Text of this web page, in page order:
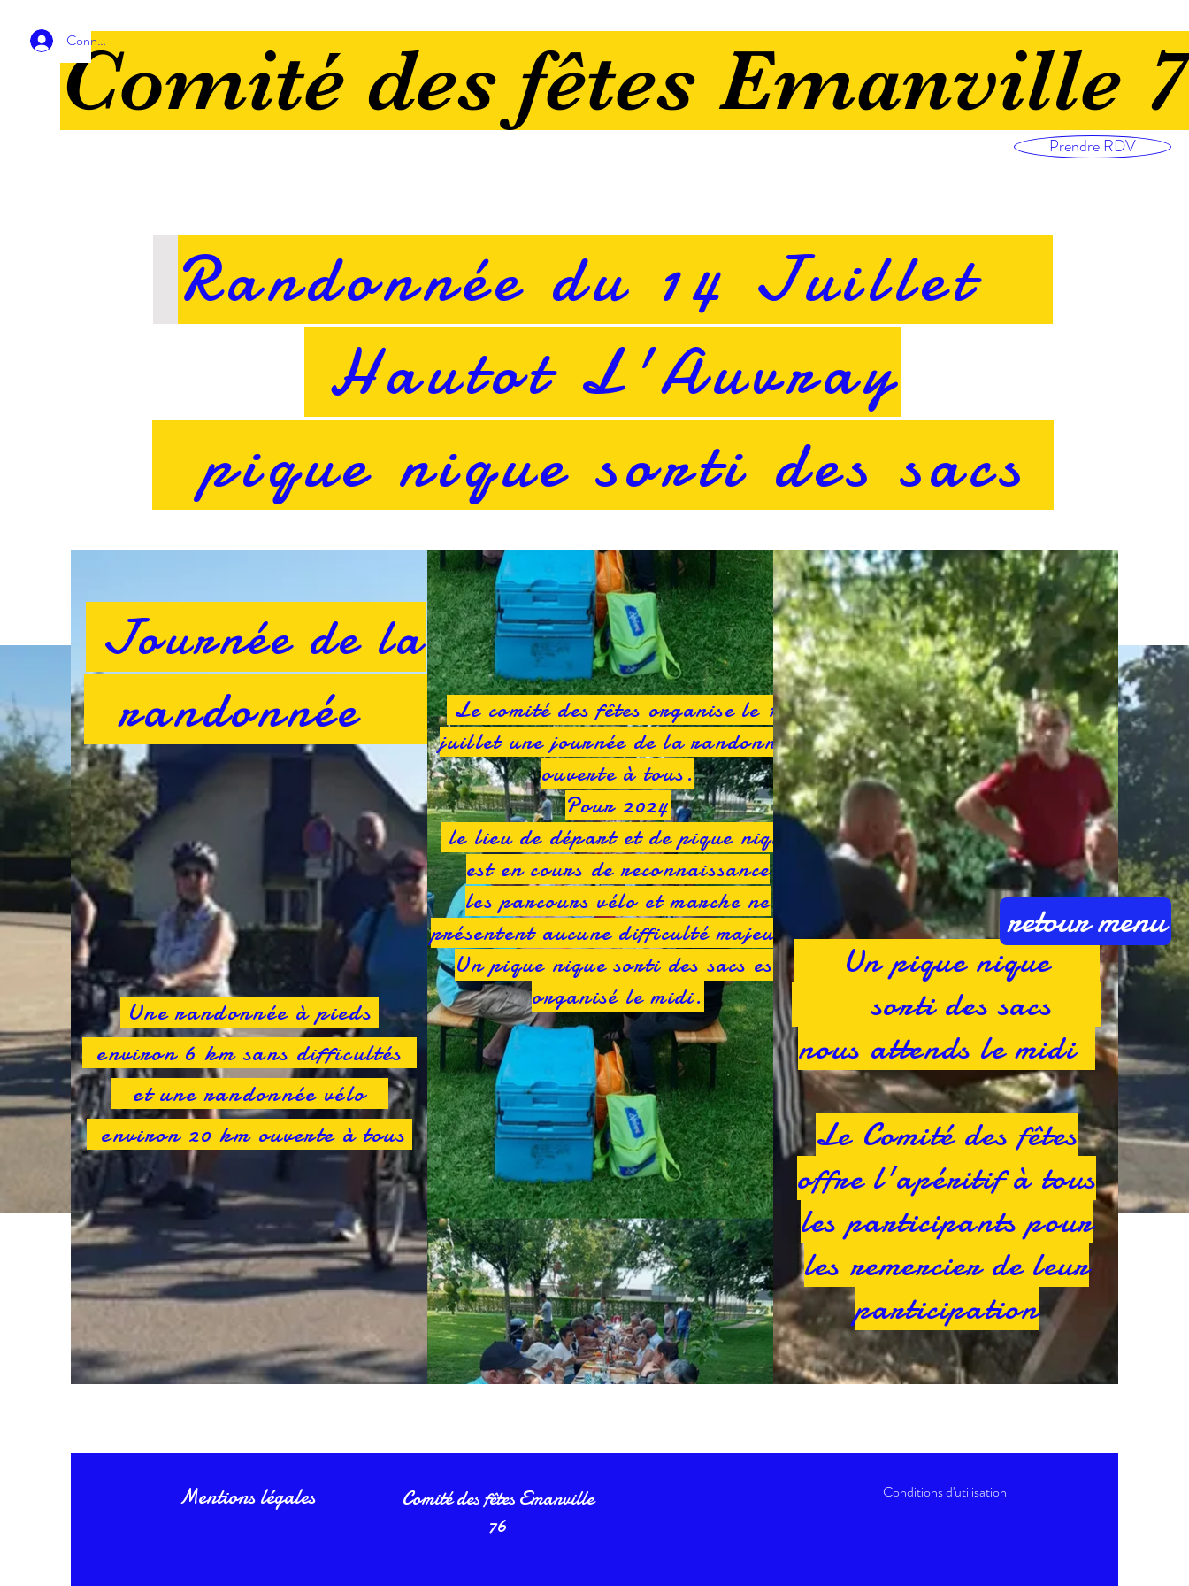
Connexion
Comité des fêtes Emanville
retour menu
Prendre RDV
Randonnée du 14 Juillet
Hautot L'Auvray
pique nique sorti des sacs
Journée de la
randonnée
Une randonnée à pieds
environ 6 km sans difficultés
et une randonnée vélo
environ 20 km ouverte à tous
Le comité des fêtes organise le 14
juillet une journée de la randonnée
ouverte à tous.
Pour 2024
le lieu de départ et de pique nique
est en cours de reconnaissance
les parcours vélo et marche ne
présentent aucune difficulté majeure.
Un pique nique sorti des sacs est
organisé le midi.
Un pique nique
sorti des sacs
nous attends le midi
Le Comité des fêtes
offre l'apéritif à tous
les participants pour
les remercier de leur
participation
Mentions légales
Comité des fêtes Emanville
76
Conditions d'utilisation